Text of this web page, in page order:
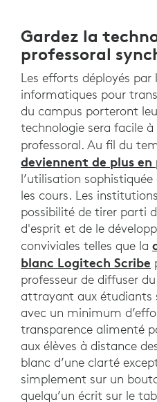
Gardez la
professoral
Les efforts déployés par
informatiques pour
du campus porteront
technologie sera facile
professoral. Au fil du
deviennent de plus en
l’utilisation
les cours. Les
possibilité de tirer parti
d'esprit et de le
conviviales telles que la
blanc Logitech Scribe
professeur de diffuser
attrayant aux étudiants
avec un minimum
transparence alimenté
aux élèves à distance
blanc d’une clarté
simplement sur un
quelqu’un écrit sur le